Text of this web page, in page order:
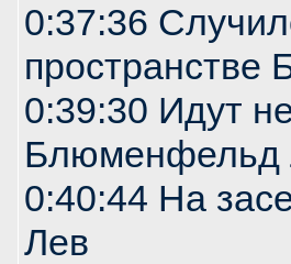
0:37:36
0:39:30 Идут
Блюменфельд
0:40:44 На
Лев